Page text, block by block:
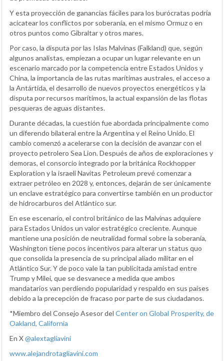
Y esta proyección de ganancias fáciles para los burócratas podría
acicatear los conflictos por soberanía, en el mismo Ormuz o en
otros puntos como Gibraltar y otros mares.
Por caso, la disputa por las Islas Malvinas (Falkland) que, según
algunos analistas, empiezan a ocupar un lugar relevante en un
escenario marcado por la competencia entre Estados Unidos y
China, la importancia de las rutas marítimas australes, el acceso a
la Antártida, el desarrollo de nuevos proyectos energéticos y la
disputa por recursos marítimos, la actual expansión de las flotas
pesqueras de aguas distantes.
Durante décadas, la cuestión fue abordada principalmente como
un diferendo bilateral entre la Argentina y el Reino Unido. El
cambio comenzó a acelerarse con la decisión de avanzar con el
proyecto petrolero Sea Lion. Después de años de exploraciones y
demoras, el consorcio integrado por la británica Rockhopper
Exploration y la israelí Navitas Petroleum prevé comenzar a
extraer petróleo en 2028 y, entonces, dejarán de ser únicamente
un enclave estratégico para convertirse también en un productor
de hidrocarburos del Atlántico sur.
En ese escenario, el control británico de las Malvinas adquiere
para Estados Unidos un valor estratégico creciente. Aunque
mantiene una posición de neutralidad formal sobre la soberanía,
Washington tiene pocos incentivos para alterar un status quo
que consolida la presencia de su principal aliado militar en el
Atlántico Sur. Y de poco vale la tan publicitada amistad entre
Trump y Milei, que se desvanece a medida que ambos
mandatarios van perdiendo popularidad y respaldo en sus países
debido a la precepción de fracaso por parte de sus ciudadanos.
*Miembro del Consejo Asesor del Center on Global Prosperity, de
Oakland, California
En X@alextagliavini
www.alejandrotagliavini.com